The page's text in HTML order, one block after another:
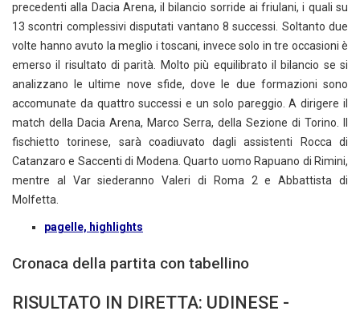
precedenti alla Dacia Arena, il bilancio sorride ai friulani, i quali su
13 scontri complessivi disputati vantano 8 successi. Soltanto due
volte hanno avuto la meglio i toscani, invece solo in tre occasioni è
emerso il risultato di parità. Molto più equilibrato il bilancio se si
analizzano le ultime nove sfide, dove le due formazioni sono
accomunate da quattro successi e un solo pareggio. A dirigere il
match della Dacia Arena, Marco Serra, della Sezione di Torino. Il
fischietto torinese, sarà coadiuvato dagli assistenti Rocca di
Catanzaro e Saccenti di Modena. Quarto uomo Rapuano di Rimini,
mentre al Var siederanno Valeri di Roma 2 e Abbattista di
Molfetta.
pagelle, highlights
Cronaca della partita con tabellino
RISULTATO IN DIRETTA: UDINESE -